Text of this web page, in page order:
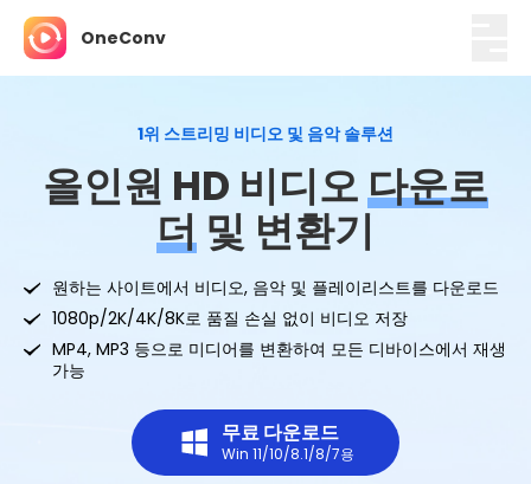
OneConv
1위 스트리밍 비디오 및 음악 솔루션
올인원 HD 비디오다운로
더 및 변환기
원하는 사이트에서 비디오, 음악 및 플레이리스트를 다운로드
1080p/2K/4K/8K로 품질 손실 없이 비디오 저장
MP4, MP3 등으로 미디어를 변환하여 모든 디바이스에서 재생
가능
무료 다운로드
Win 11/10/8.1/8/7용